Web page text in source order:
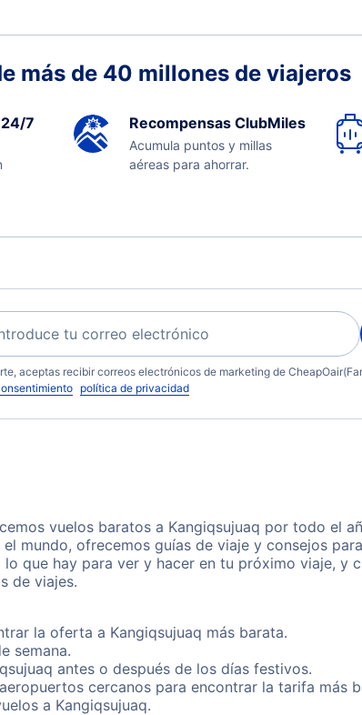
más de 40 millones de viajeros
7 Recompensas ClubMiles
Acumula puntos y millas
aéreas para ahorrar.
aceptas recibir correos electrónicos de marketing de
política de privacidad
vuelos baratos a Kangiqsujuaq por todo el
mundo, ofrecemos guías de viaje y consejos
que hay para ver y hacer en tu próximo viaje, y
de viajes.
la oferta a Kangiqsujuaq más barata.
semana.
antes o después de los días festivos.
cercanos para encontrar la tarifa más
a Kangiqsujuaq.